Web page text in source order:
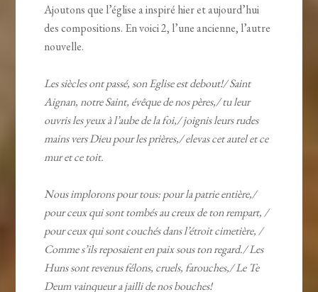
Ajoutons que l’église a inspiré hier et aujourd’hui
des compositions. En voici 2, l’une ancienne, l’autre
nouvelle.
Les siècles ont passé, son Eglise est debout!/ Saint
Aignan, notre Saint, évêque de nos pères,/ tu leur
ouvris les yeux à l’aube de la foi,/ joignis leurs rudes
mains vers Dieu pour les prières,/ elevas cet autel et ce
mur et ce toit.
Nous implorons pour tous: pour la patrie entière,/
pour ceux qui sont tombés au creux de ton rempart, /
pour ceux qui sont couchés dans l’étroit cimetière, /
Comme s’ils reposaient en paix sous ton regard./ Les
Huns sont revenus félons, cruels, farouches,/ Le Te
Deum vainqueur a jailli de nos bouches!